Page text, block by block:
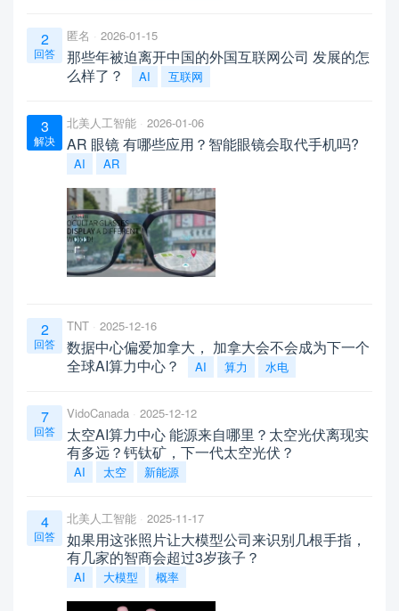
2
回答
匿名 2026-01-15
那些年被迫离开中国的外国互联网公司 发展的怎
么样了？
AI 互联网
3
解决
北美人工智能 2026-01-06
AR 眼镜 有哪些应用？智能眼镜会取代手机吗?
AI AR
2
回答
TNT 2025-12-16
数据中心偏爱加拿大， 加拿大会不会成为下一个
全球AI算力中心？
AI 算力 水电
7
回答
VidoCanada 2025-12-12
太空AI算力中心 能源来自哪里？太空光伏离现实
有多远？钙钛矿，下一代太空光伏？
AI 太空 新能源
4
回答
北美人工智能 2025-11-17
如果用这张照片让大模型公司来识别几根手指，
有几家的智商会超过3岁孩子？
AI 大模型 概率